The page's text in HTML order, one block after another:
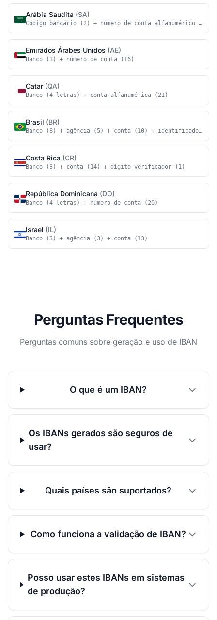
Arábia Saudita (SA)
Código bancário (2) + número de conta alfanumérico (18)
Emirados Árabes Unidos (AE)
Banco (3) + número de conta (16)
Catar (QA)
Banco (4 letras) + conta alfanumérica (21)
Brasil (BR)
Banco (8) + agência (5) + conta (10) + identificadores
Costa Rica (CR)
Banco (3) + conta (14) + dígito verificador (1)
República Dominicana (DO)
Banco (4 letras) + número de conta (20)
Israel (IL)
Banco (3) + agência (3) + conta (13)
Perguntas Frequentes
Perguntas comuns sobre geração e uso de IBAN
O que é um IBAN?
Os IBANs gerados são seguros de
usar?
Quais países são suportados?
Como funciona a validação de IBAN?
Posso usar estes IBANs em sistemas
de produção?